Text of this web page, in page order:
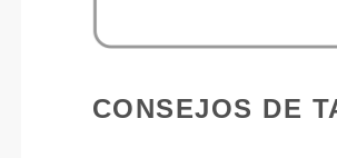
CONSEJOS DE